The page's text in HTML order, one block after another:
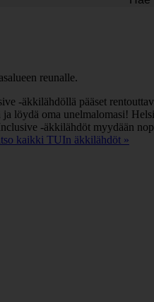
äkkilähdöllä pääset
löydä oma unelmalomasi!
-äkkilähdöt myydään
kaikki TUIn äkkilähdöt »